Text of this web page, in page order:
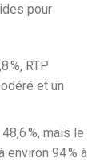
pour
%, RTP
et un
%, mais le
environ 94 % à